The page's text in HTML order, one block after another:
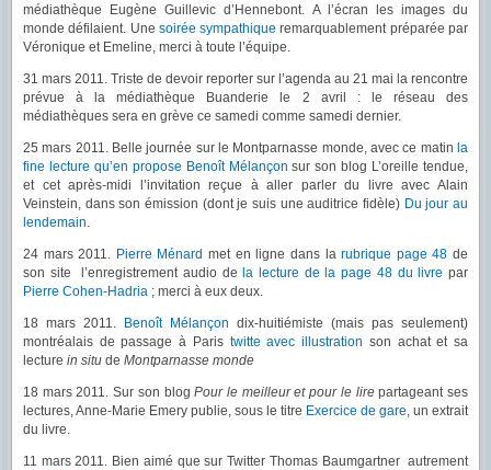
médiathèque Eugène Guillevic d’Hennebont. A l’écran les images du
monde défilaient. Une soirée sympathique remarquablement préparée par
Véronique et Emeline, merci à toute l’équipe.
31 mars 2011. Triste de devoir reporter sur l’agenda au 21 mai la rencontre
prévue à la médiathèque Buanderie le 2 avril : le réseau des
médiathèques sera en grève ce samedi comme samedi dernier.
25 mars 2011. Belle journée sur le Montparnasse monde, avec ce matin la
fine lecture qu’en propose Benoît Mélançon sur son blog L’oreille tendue,
et cet après-midi l’invitation reçue à aller parler du livre avec Alain
Veinstein, dans son émission (dont je suis une auditrice fidèle) Du jour au
lendemain.
24 mars 2011. Pierre Ménard met en ligne dans larubrique page 48 de
son site l’enregistrement audio dela lecture de la page 48 du livre par
Pierre Cohen-Hadria ; merci à eux deux.
18 mars 2011. Benoît Mélançon dix-huitiémiste (mais pas seulement)
montréalais de passage à Paris twitte avec illustration son achat et sa
lecture in situ de Montparnasse monde
18 mars 2011. Sur son blogPour le meilleur et pour le lirepartageant ses
lectures, Anne-Marie Emery publie, sous le titre Exercice de gare , un extrait
du livre.
11 mars 2011. Bien aimé que sur Twitter Thomas Baumgartner autrement